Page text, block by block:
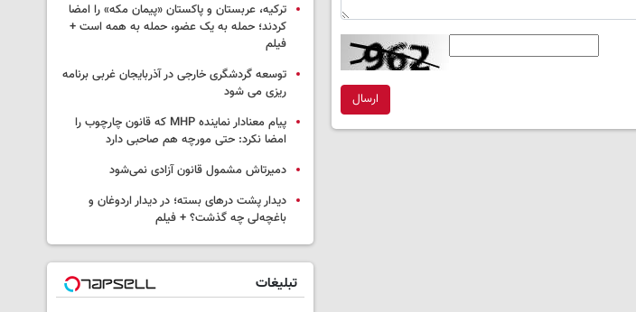
ارسال
ترکیه، عربستان و پاکستان «پیمان مکه» را امضا
کردند؛ حمله به یک عضو، حمله به همه است +
فیلم
توسعه گردشگری خارجی در آذربایجان غربی برنامه
ریزی می شود
پیام معنادار نماینده MHP که قانون چارچوب را
امضا نکرد: حتی مورچه هم صاحبی دارد
دمیرتاش مشمول قانون آزادی نمی‌شود
دیدار پشت درهای بسته؛ در دیدار اردوغان و
باغچه‌لی چه گذشت؟ + فیلم
تبلیغات